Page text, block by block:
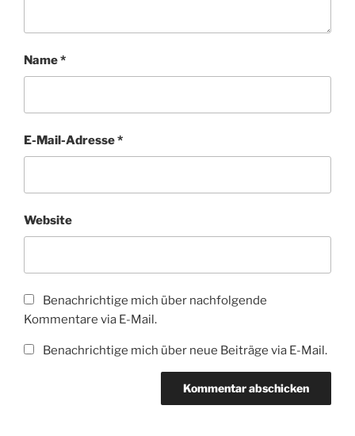
Name*
E-Mail-Adresse*
Website
Benachrichtige mich über nachfolgende
Kommentare via E-Mail.
Benachrichtige mich über neue Beiträge via E-Mail.